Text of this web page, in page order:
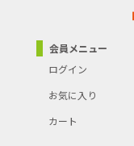
会員メニュー
ログイン
お気に入り
カート